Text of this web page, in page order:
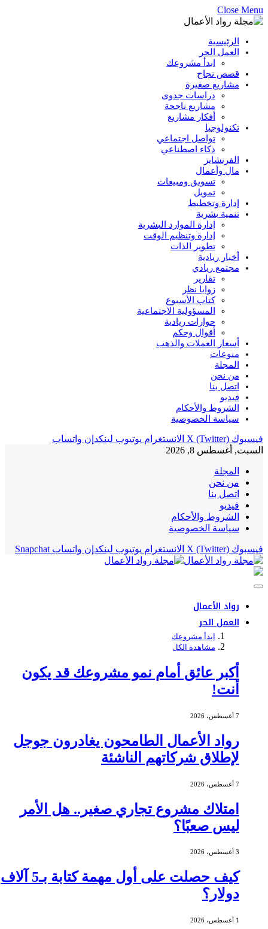
Close Menu
الرئيسية
العمل الحر
ابدأ مشروعك
قصص نجاح
مشاريع صغيرة
دراسات جدوى
مشاريع ناجحة
أفكار مشاريع
تكنولوجيا
تواصل اجتماعي
ذكاء اصطناعي
الفرنشايز
مال وأعمال
تسويق ومبيعات
تمويل
إدارة وتخطيط
تنمية بشرية
إدارة الموارد البشرية
إدارة وتنظيم الوقت
تطوير الذات
أخبار ريادية
مجتمع ريادي
تقارير
زوايا نظر
كتاب الأسبوع
المسؤولية الاجتماعية
حوارات ريادية
أقوال وحكم
أسعار العملات والذهب
منوعات
المجلة
من نحن
اتصل بنا
فيديو
الشروط والأحكام
سياسة الخصوصية
فيسبوك X (Twitter) الانستغرام يوتيوب لينكدإن واتساب
السبت, أغسطس 8, 2026
المجلة
من نحن
اتصل بنا
فيديو
الشروط والأحكام
سياسة الخصوصية
فيسبوك X (Twitter) الانستغرام يوتيوب لينكدإن واتساب Snapchat
رواد الأعمال
العمل الحر
ابدأ مشروعك
مشاهدة الكل
أكبر عائق أمام نمو مشروعك قد يكون
أنت!
7 أغسطس، 2026
رواد الأعمال الطامحون يغادرون جوجل
لإطلاق شركاتهم الناشئة
7 أغسطس، 2026
امتلاك مشروع تجاري صغير.. هل الأمر
ليس صعبًا؟
3 أغسطس، 2026
كيف حصلت على أول مهمة كتابة بـ5 آلاف
دولار؟
1 أغسطس، 2026